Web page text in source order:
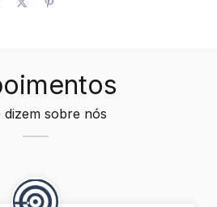
dizem sobre nós